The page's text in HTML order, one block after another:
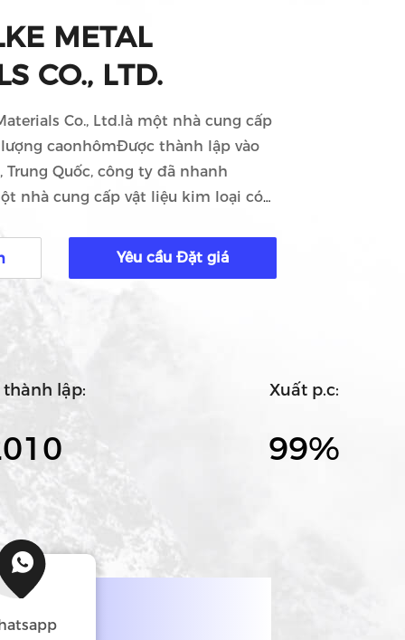
METAL
CO., LTD.
Co., Ltd.là một nhà cung cấp
caonhômĐược thành lập vào
Quốc, công ty đã nhanh
nhà cung cấp vật liệu kim loại có
cho khách hàng trên toàn thế
Metal Materials Co., Ltd, chúng tôi tự
các sản phẩm chất lượng cao đáp
tế.Sản phẩm của chúng tôi
...
Yêu cầu Đặt giá
lập: Xuất p.c:
100%